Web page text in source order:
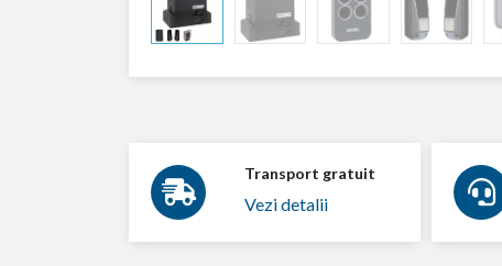
Transport gratuit
Vezi detalii